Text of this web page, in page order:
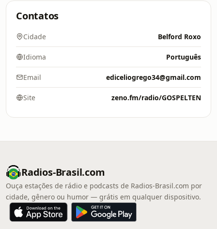
Contatos
Cidade Belford Roxo
Idioma Português
Email ediceliogrego34@gmail.com
Site zeno.fm/radio/GOSPELTEN
Radios-Brasil.com
Ouça estações de rádio e podcasts de Radios-Brasil.com por
cidade, gênero ou humor — grátis em qualquer dispositivo.